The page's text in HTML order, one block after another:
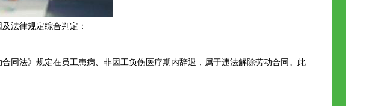
法律规定综合判定：
同法》规定在员工患病、非因工负伤医疗期内辞退，属于违法解除劳动合同。此